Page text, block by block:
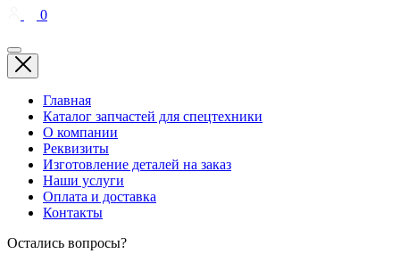
0
Главная
Каталог запчастей для спецтехники
О компании
Реквизиты
Изготовление деталей на заказ
Наши услуги
Оплата и доставка
Контакты
Остались вопросы?